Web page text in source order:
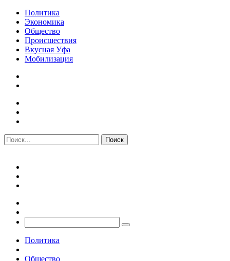
Политика
Экономика
Общество
Происшествия
Вкусная Уфа
Мобилизация
Политика
Общество